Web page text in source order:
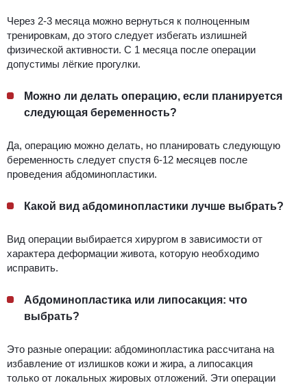
Через 2-3 месяца можно вернуться к полноценным
тренировкам, до этого следует избегать излишней
физической активности. С 1 месяца после операции
допустимы лёгкие прогулки.
Можно ли делать операцию, если планируется
следующая беременность?
Да, операцию можно делать, но планировать следующую
беременность следует спустя 6-12 месяцев после
проведения абдоминопластики.
Какой вид абдоминопластики лучше выбрать?
Вид операции выбирается хирургом в зависимости от
характера деформации живота, которую необходимо
исправить.
Абдоминопластика или липосакция: что
выбрать?
Это разные операции: абдоминопластика рассчитана на
избавление от излишков кожи и жира, а липосакция
только от локальных жировых отложений. Эти операции